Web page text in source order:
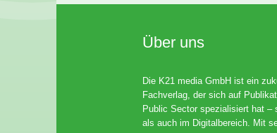
Über uns
Die K21 media GmbH ist ein
Fachverlag, der sich auf
Public Sector spezialisiert hat –
als auch im Digitalbereich. Mit